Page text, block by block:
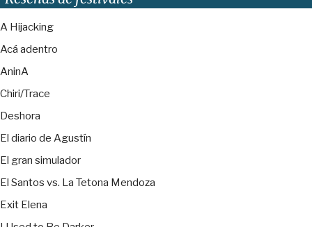
A Hijacking
Acá adentro
AninA
Chiri/Trace
Deshora
El diario de Agustín
El gran simulador
El Santos vs. La Tetona Mendoza
Exit Elena